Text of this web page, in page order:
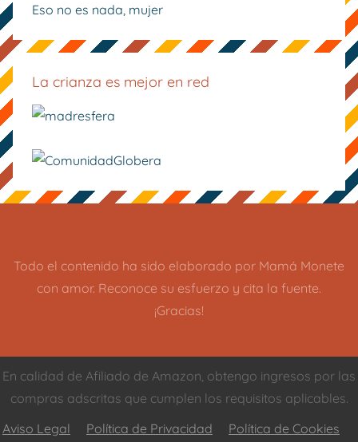
Eso no es nada, mujer
La crianza es mejor en red
Todo el contenido ha sido elaborado por Mamá Monete
con amor. Reconoce su esfuerzo y cita la fuente.
¡Gracias!
En calidad de Afiliado de Amazon, obtengo ingresos por las
compras adscritas que cumplen los requisitos aplicables.
Aviso Legal
Política de Privacidad Política de Cookies